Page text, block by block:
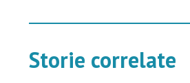
Storie correlate